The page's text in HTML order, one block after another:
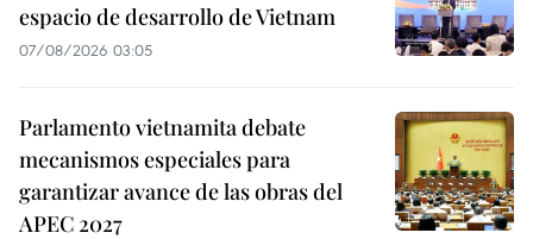
espacio de desarrollo de Vietnam
07/08/2026 03:05
Parlamento vietnamita debate
mecanismos especiales para
garantizar avance de las obras del
APEC 2027